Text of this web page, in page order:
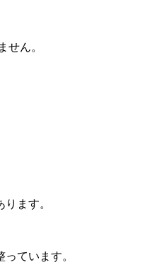
せん。
ます。
ています。